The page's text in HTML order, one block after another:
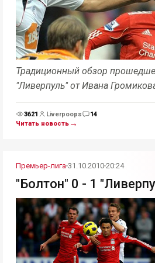
Традиционный обзор
"Ливерпуль" от Ивана
Просмотры
3621 LiverpoopsКомментарии
14
Читать новость →
Премьер-лига 31.10.2010 20:24
"Болтон" 0 - 1